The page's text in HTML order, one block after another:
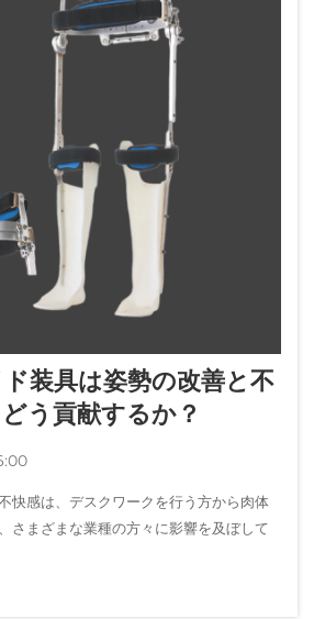
装具は姿勢の改善と不
う貢献するか？
快感は、デスクワークを行う方から肉体
さまざまな業種の方々に影響を及ぼして
台は足元にあり、足部への適切なサポー
トに直接影響を与えます…